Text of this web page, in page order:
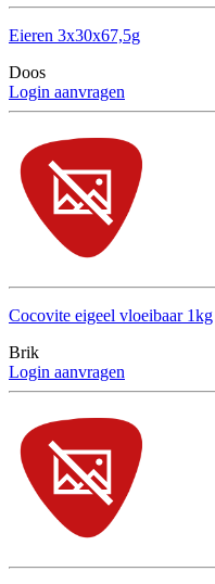
Eieren 3x30x67,5g
Doos
Login aanvragen
Cocovite eigeel vloeibaar 1kg
Brik
Login aanvragen